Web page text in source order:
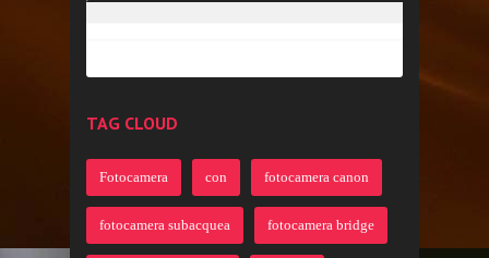
TAG CLOUD
Fotocamera con fotocamera canon
fotocamera subacquea fotocamera bridge